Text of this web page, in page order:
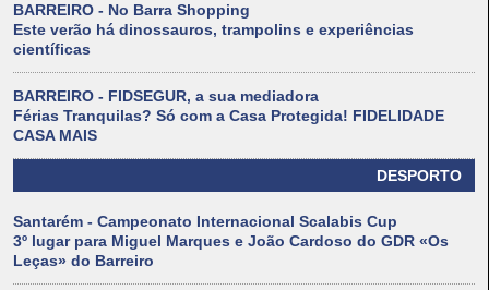
BARREIRO - No Barra Shopping
Este verão há dinossauros, trampolins e experiências
científicas
BARREIRO - FIDSEGUR, a sua mediadora
Férias Tranquilas? Só com a Casa Protegida! FIDELIDADE
CASA MAIS
DESPORTO
Santarém - Campeonato Internacional Scalabis Cup
3º lugar para Miguel Marques e João Cardoso do GDR «Os
Leças» do Barreiro